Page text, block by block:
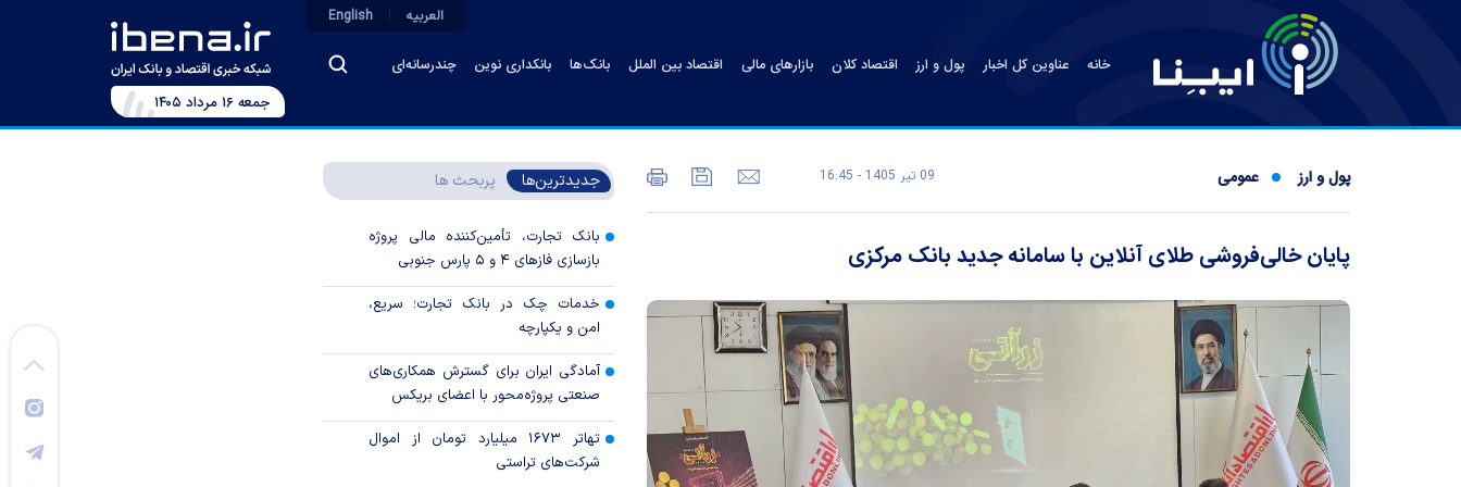
خانه عناوین کل اخبار پول و ارز اقتصاد کلان بازارهای مالی اقتصاد بین الملل بانک‌ها بانکداری نوین چندرسانه‌ای
العربیه English
جمعه ۱۶ مرداد ۱۴۰۵
پول و ارز عمومی 09 تير 1405 - 16:45
پایان خالی‌فروشی طلای آنلاین با سامانه جدید بانک مرکزی
جدیدترین‌ها پربحث ها
بانک تجارت، تأمین‌کننده مالی پروژه
بازسازی فاز‌های ۴ و ۵ پارس جنوبی
خدمات چک در بانک تجارت؛ سریع،
امن و یکپارچه
آمادگی ایران برای گسترش همکاری‌های
صنعتی پروژه‌محور با اعضای بریکس
تهاتر ۱۶۷۳ میلیارد تومان از اموال
شرکت‌های تراستی